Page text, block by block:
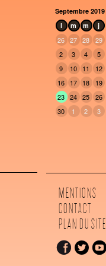
Septembre 2019
l m m j
26 27 28 29
2
3 4 5
9
10 11 12
16
17 18 19
23 24 25 26
30
1 2 3
MENTIONS
CONTACT
PLAN DU SITE